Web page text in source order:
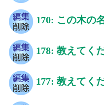
170: この木の
178: 教えてく
177: 教えてく